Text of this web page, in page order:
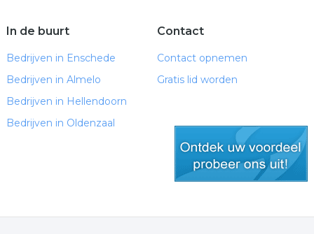
In de buurt
Bedrijven in Enschede
Bedrijven in Almelo
Bedrijven in Hellendoorn
Bedrijven in Oldenzaal
Contact
Contact opnemen
Gratis lid worden